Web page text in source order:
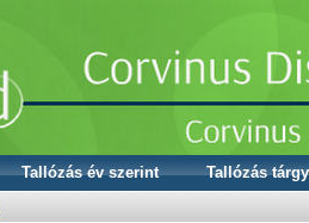
Tallózás év szerint
Tallózás